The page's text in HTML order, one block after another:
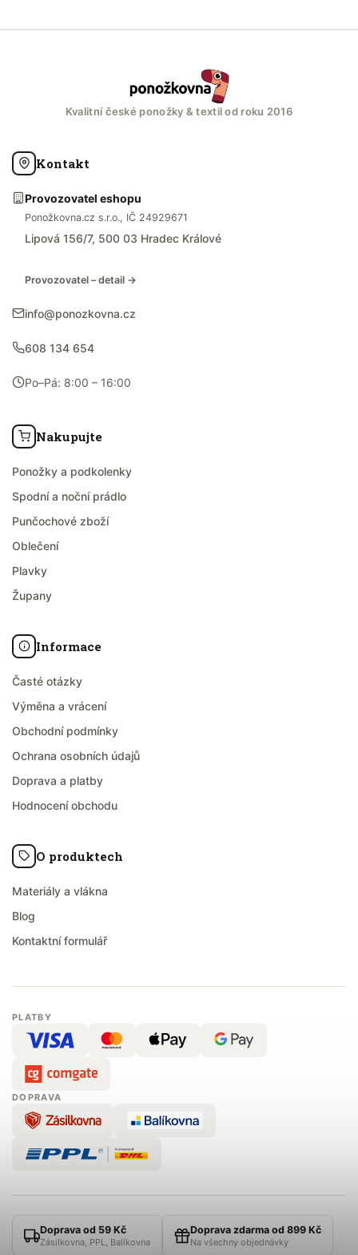
Kvalitní české ponožky & textil od roku 2016
Kontakt
Provozovatel eshopu
Ponožkovna.cz s.r.o., IČ 24929671
Lipová 156/7, 500 03 Hradec Králové
Provozovatel – detail →
info@ponozkovna.cz
608 134 654
Po–Pá: 8:00 – 16:00
Nakupujte
Ponožky a podkolenky
Spodní a noční prádlo
Punčochové zboží
Oblečení
Plavky
Župany
Informace
Časté otázky
Výměna a vrácení
Obchodní podmínky
Ochrana osobních údajů
Doprava a platby
Hodnocení obchodu
O produktech
Materiály a vlákna
Blog
Kontaktní formulář
PLATBY
DOPRAVA
Doprava od 59 Kč
Zásilkovna, PPL, Balíkovna
Doprava zdarma od 899 Kč
Na všechny objednávky